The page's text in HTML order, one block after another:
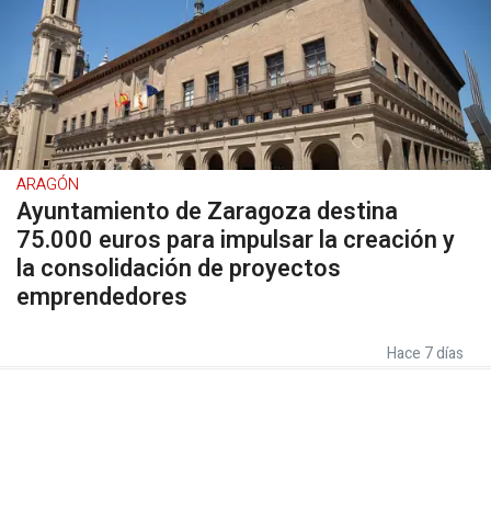
ARAGÓN
Ayuntamiento de Zaragoza destina
75.000 euros para impulsar la creación y
la consolidación de proyectos
emprendedores
Hace 7 días